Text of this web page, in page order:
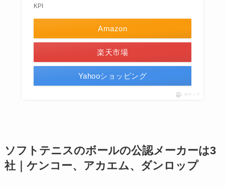
KPI
Amazon
楽天市場
Yahooショッピング
ポチップ
ソフトテニスのボールの公認メーカーは3
社｜ケンコー、アカエム、ダンロップ